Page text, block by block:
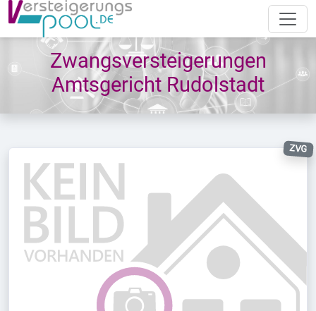
Zwangsversteigerungen
Amtsgericht Rudolstadt
ZVG